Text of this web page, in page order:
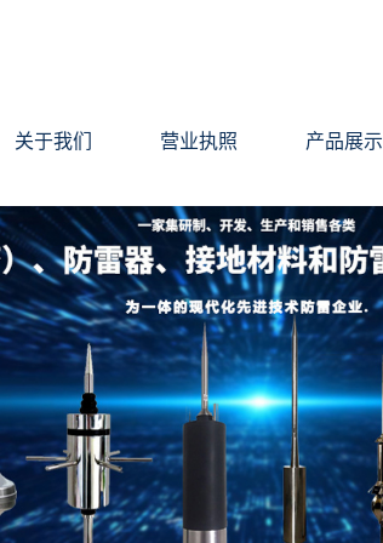
关于我们 营业执照 产品展示